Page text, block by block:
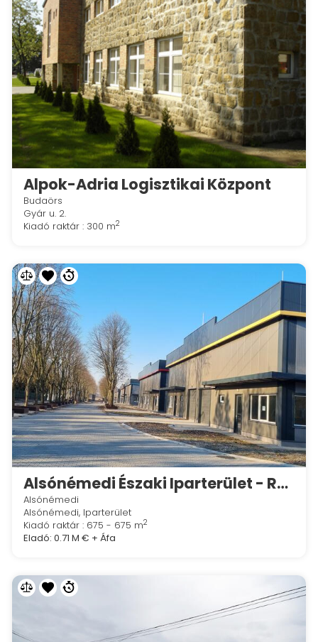
Alpok-Adria Logisztikai Központ
Budaörs
Gyár u. 2.
Kiadó raktár : 300 m2
Alsónémedi Északi Iparterület - RaktárAD csarnokok, "H" épület
Alsónémedi
Alsónémedi, Iparterület
Kiadó raktár : 675 - 675 m2
Eladó: 0.71 M € + Áfa